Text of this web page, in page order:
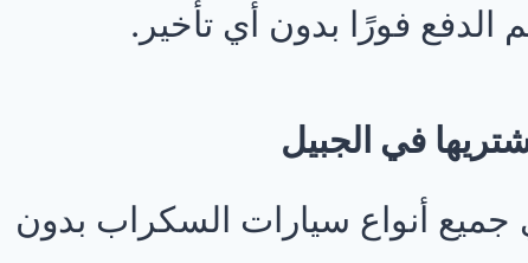
الدفع فورًا بدون أي تأخير.
في الجبيل
أنواع سيارات السكراب بدون